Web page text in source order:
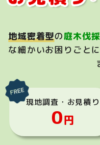
地域密着型の庭木伐
な細かいお困りごと
現地調査・お見積り
0円